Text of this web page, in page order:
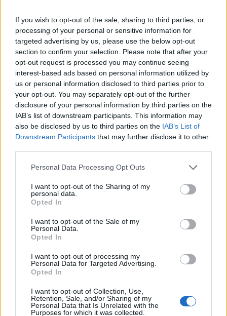
If you wish to opt-out of the sale, sharing to third parties, or
processing of your personal or sensitive information for
targeted advertising by us, please use the below opt-out
section to confirm your selection. Please note that after your
opt-out request is processed you may continue seeing
interest-based ads based on personal information utilized by
us or personal information disclosed to third parties prior to
your opt-out. You may separately opt-out of the further
disclosure of your personal information by third parties on the
IAB’s list of downstream participants. This information may
also be disclosed by us to third parties on the IAB’s List of
Downstream Participants that may further disclose it to other
Personal Data Processing Opt Outs
I want to opt-out of the Sharing of my
personal data.
Opted In
I want to opt-out of the Sale of my
Personal Data.
Opted In
I want to opt-out of processing my
Personal Data for Targeted Advertising.
Opted In
I want to opt-out of Collection, Use,
Retention, Sale, and/or Sharing of my
Personal Data that Is Unrelated with the
Purposes for which it was collected.
med en annan man som också sett på matchen.
31-åringen försökte försvara sin bror varpå han
höggs ihjäl med en machete.
Den misstänkte gärningsmannen flydde efter
dådet och är fortfarande på fri fot.
En kvinna i Alingsås har anmältGB Glace till
Konsumentverket. Detta efter att de, enligt
kvinnan, smyghöjt priset på klassikern Piggelin.
Kvinnan hävdar i sin anmälan att företaget har
till 10 stycken.
”De tror tydligen att deras kunder är helt
korkade och omedvetna. Det kan ju ändå inte
Kommunikationsansvarig på GB Glace, Sandhya
Forselius, säger till Aftonbladet att företaget inte
Konsumentverket endast kontaktar berörda
företag i de fall då de ämnar följa upp anmälan.
Vidare säger hon att det är återförsäljare och
butiksinnehavare själva som sätter priser på